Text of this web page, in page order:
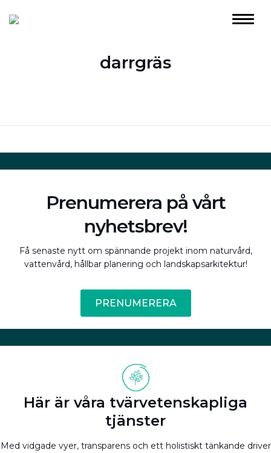
darrgräs
Prenumerera på vårt
nyhetsbrev!
Få senaste nytt om spännande projekt inom naturvård,
vattenvård, hållbar planering och landskapsarkitektur!
PRENUMERERA
Här är våra tvärvetenskapliga
tjänster
Med vidgade vyer, transparens och ett holistiskt tänkande driver